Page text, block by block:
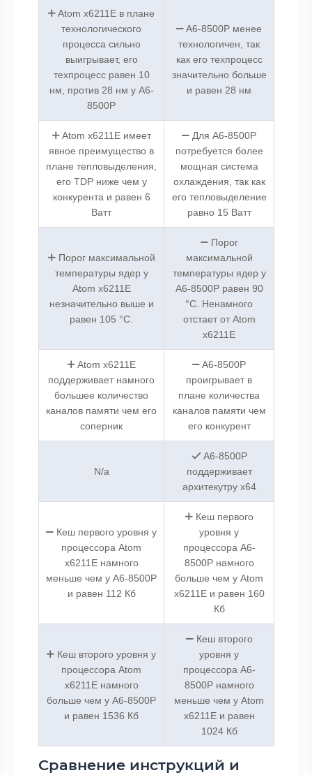
Atom x6211E в плане
технологического
процесса сильно
выигрывает, его
техпроцесс равен 10
нм, против 28 нм у A6-
8500P
A6-8500P менее
технологичен, так
как его техпроцесс
значительно больше
и равен 28 нм
Atom x6211E имеет
явное преимущество в
плане тепловыделения,
его TDP ниже чем у
конкурента и равен 6
Ватт
Для A6-8500P
потребуется более
мощная система
охлаждения, так как
его тепловыделение
равно 15 Ватт
Порог максимальной
температуры ядер у
Atom x6211E
незначительно выше и
равен 105 °C.
Порог
максимальной
температуры ядер у
A6-8500P равен 90
°C. Ненамного
отстает от Atom
x6211E
Atom x6211E
поддерживает намного
большее количество
каналов памяти чем его
соперник
A6-8500P
проигрывает в
плане количества
каналов памяти чем
его конкурент
N/a
A6-8500P
поддерживает
архитекутру x64
Кеш первого уровня у
процессора Atom
x6211E намного
меньше чем у A6-8500P
и равен 112 Кб
Кеш первого
уровня у
процессора A6-
8500P намного
больше чем у Atom
x6211E и равен 160
Кб
Кеш второго уровня у
процессора Atom
x6211E намного
больше чем у A6-8500P
и равен 1536 Кб
Кеш второго
уровня у
процессора A6-
8500P намного
меньше чем у Atom
x6211E и равен
1024 Кб
Сравнение инструкций и